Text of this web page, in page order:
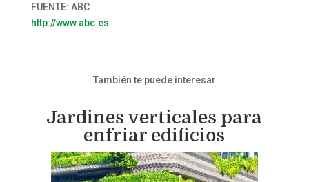
FUENTE: ABC
http://www.abc.es
También te puede interesar
Jardines verticales para
enfriar edificios